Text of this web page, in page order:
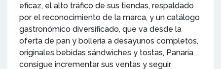
eficaz, el alto tráfico de sus tiendas, respaldado
por el reconocimiento de la marca, y un catálogo
gastronómico diversificado, que va desde la
oferta de pan y bollería a desayunos completos,
originales bebidas sándwiches y tostas, Panaria
consigue incrementar sus ventas y seguir